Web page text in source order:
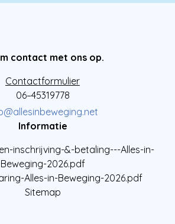
contact met ons op.
Contactformulier
06–45319778
Informatie
inschrijving-&-betaling---Alles-in-
Beweging-2026.pdf
Alles-in-Beweging-2026.pdf
Sitemap